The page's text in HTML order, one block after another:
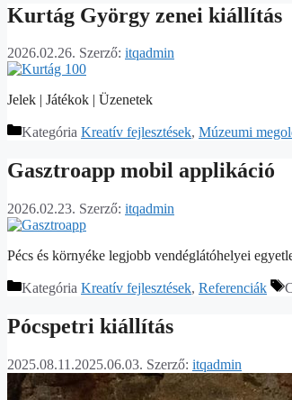
Kurtág György zenei kiállítás
2026.02.26. Szerző: itqadmin
Jelek | Játékok | Üzenetek
Kategória Kreatív fejlesztések, Múzeumi
Gasztroapp mobil applikáció
2026.02.23. Szerző: itqadmin
Pécs és környéke legjobb vendéglátóhelyei
Kategória Kreatív fejlesztések, Referenciák
Pócspetri kiállítás
2025.08.11.2025.06.03. Szerző: itqadmin